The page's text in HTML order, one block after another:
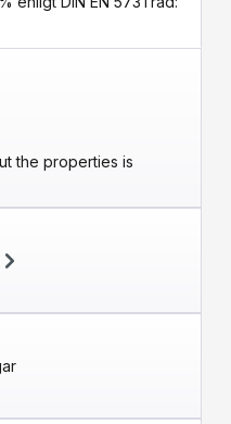
the properties is